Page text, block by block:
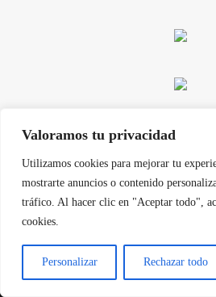
Valoramos tu privacidad
Utilizamos cookies para mejorar tu
mostrarte anuncios o contenido
tráfico. Al hacer clic en "Aceptar todo",
cookies.
Personalizar Rechazar todo